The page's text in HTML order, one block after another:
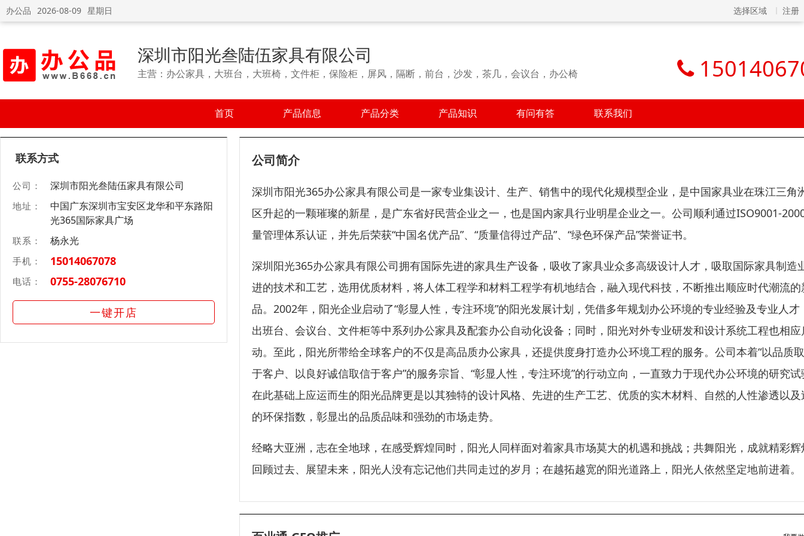
办公品 2026-08-09 星期日 选择区域 注册
深圳市阳光叁陆伍家具有限公司
主营：办公家具，大班台，大班椅，文件柜，保险柜，屏风，隔断，前台，沙发，茶几，会议台，办公椅
首页 产品信息 产品分类 产品知识 有问有答 联系我们
联系方式
公司： 深圳市阳光叁陆伍家具有限公司
地址：
中国广东深圳市宝安区龙华和平东路阳
光365国际家具广场
联系： 杨永光
手机： 15014067078
电话： 0755-28076710
一键开店
公司简介
深圳市阳光365办公家具有限公司是一家专业集设计、生产、销售中的现代化规模型企业，是中国家具业在珠江三角
区升起的一颗璀璨的新星，是广东省好民营企业之一，也是国内家具行业明星企业之一。公司顺利通过ISO9001-
量管理体系认证，并先后荣获“中国名优产品”、“质量信得过产品”、“绿色环保产品”荣誉证书。
深圳阳光365办公家具有限公司拥有国际先进的家具生产设备，吸收了家具业众多高级设计人才，吸取国际家具制造
进的技术和工艺，选用优质材料，将人体工程学和材料工程学有机地结合，融入现代科技，不断推出顺应时代潮流的
品。2002年，阳光企业启动了“彰显人性，专注环境”的阳光发展计划，凭借多年规划办公环境的专业经验及专业人才
出班台、会议台、文件柜等中系列办公家具及配套办公自动化设备；同时，阳光对外专业研发和设计系统工程也相应
动。至此，阳光所带给全球客户的不仅是高品质办公家具，还提供度身打造办公环境工程的服务。公司本着“以品质
于客户、以良好诚信取信于客户”的服务宗旨、“彰显人性，专注环境”的行动立向，一直致力于现代办公环境的研究
在此基础上应运而生的阳光品牌更是以其独特的设计风格、先进的生产工艺、优质的实木材料、自然的人性渗透以及
的环保指数，彰显出的品质品味和强劲的市场走势。
经略大亚洲，志在全地球，在感受辉煌同时，阳光人同样面对着家具市场莫大的机遇和挑战；共舞阳光，成就精彩辉
回顾过去、展望未来，阳光人没有忘记他们共同走过的岁月；在越拓越宽的阳光道路上，阳光人依然坚定地前进着。